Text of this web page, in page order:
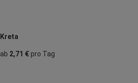
Kreta
ab 2,71 €pro Tag